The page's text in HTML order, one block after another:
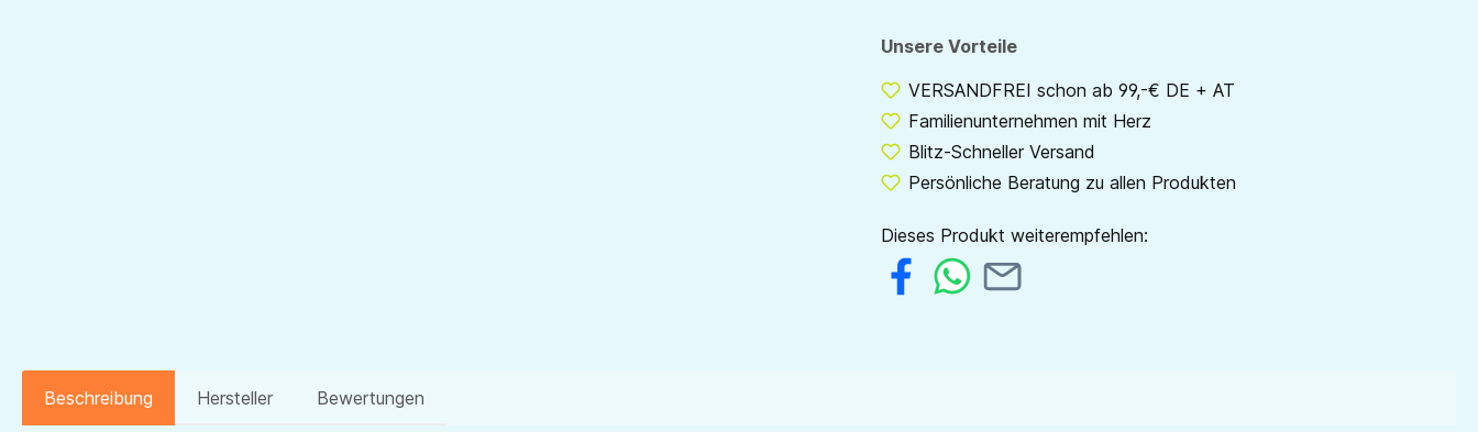
Unsere Vorteile
VERSANDFREI schon ab 99,-€ DE + AT
Familienunternehmen mit Herz
Blitz-Schneller Versand
Persönliche Beratung zu allen Produkten
Dieses Produkt weiterempfehlen:
Beschreibung Hersteller Bewertungen